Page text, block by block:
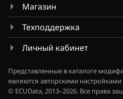
Smart
Sollers
SsangYong
Suzuki
Магазин
Техподдержка
Личный кабинет
Представленные в каталоге
являются авторскими
© ECUData, 2013–2026. Все права